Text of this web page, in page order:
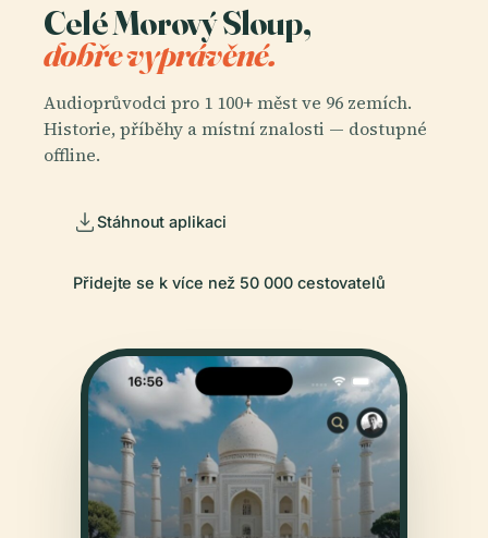
Celé Morový Sloup,
dobře vyprávěné.
Audioprůvodci pro 1 100+ měst ve 96 zemích.
Historie, příběhy a místní znalosti — dostupné
offline.
Stáhnout aplikaci
Přidejte se k více než 50 000 cestovatelů